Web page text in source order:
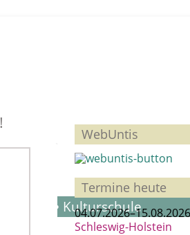
Kaiser-
• Kulturschule
WebUntis
Termine heute
04.07.2026–15.08.2026
Schleswig-Holstein